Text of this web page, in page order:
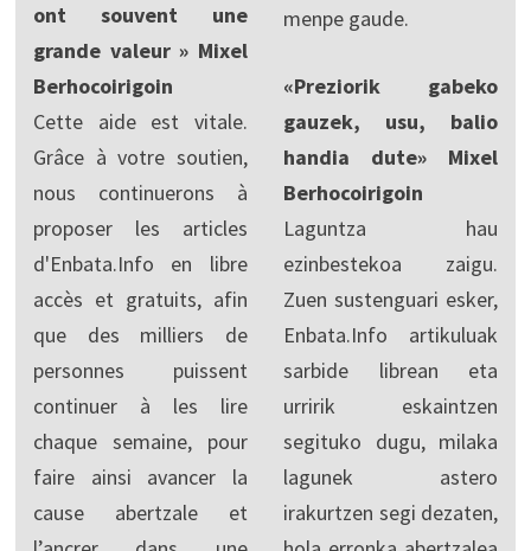
ont souvent une
grande valeur » Mixel
Berhocoirigoin
Cette aide est vitale.
Grâce à votre soutien,
nous continuerons à
proposer les articles
d'Enbata.Info en libre
accès et gratuits, afin
que des milliers de
personnes puissent
continuer à les lire
chaque semaine, pour
faire ainsi avancer la
cause abertzale et
menpe gaude.
«Preziorik gabeko
gauzek, usu, balio
handia dute» Mixel
Berhocoirigoin
Laguntza hau
ezinbestekoa zaigu.
Zuen sustenguari esker,
Enbata.Info artikuluak
sarbide librean eta
urririk eskaintzen
segituko dugu, milaka
lagunek astero
irakurtzen segi dezaten,